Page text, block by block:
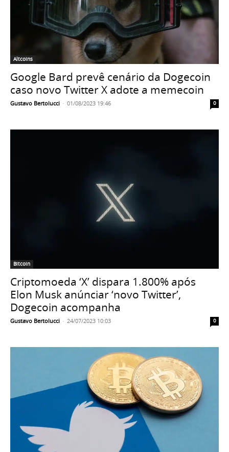
Altcoins
Google Bard prevê cenário da Dogecoin
caso novo Twitter X adote a memecoin
Gustavo Bertolucci - 01/08/2023 19:46 0
Bitcoin
Criptomoeda ‘X’ dispara 1.800% após
Elon Musk anúnciar ‘novo Twitter’,
Dogecoin acompanha
Gustavo Bertolucci - 24/07/2023 10:03 0